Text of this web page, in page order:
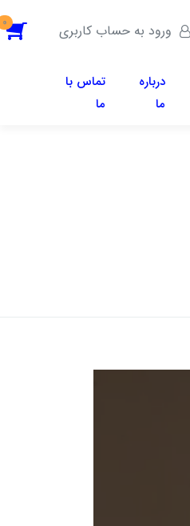
ورود به حساب کاربری 0
درباره
ما
تماس با
ما